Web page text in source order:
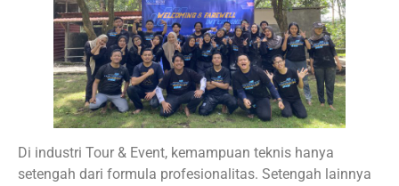
Di industri Tour & Event, kemampuan teknis hanya
setengah dari formula profesionalitas. Setengah lainnya